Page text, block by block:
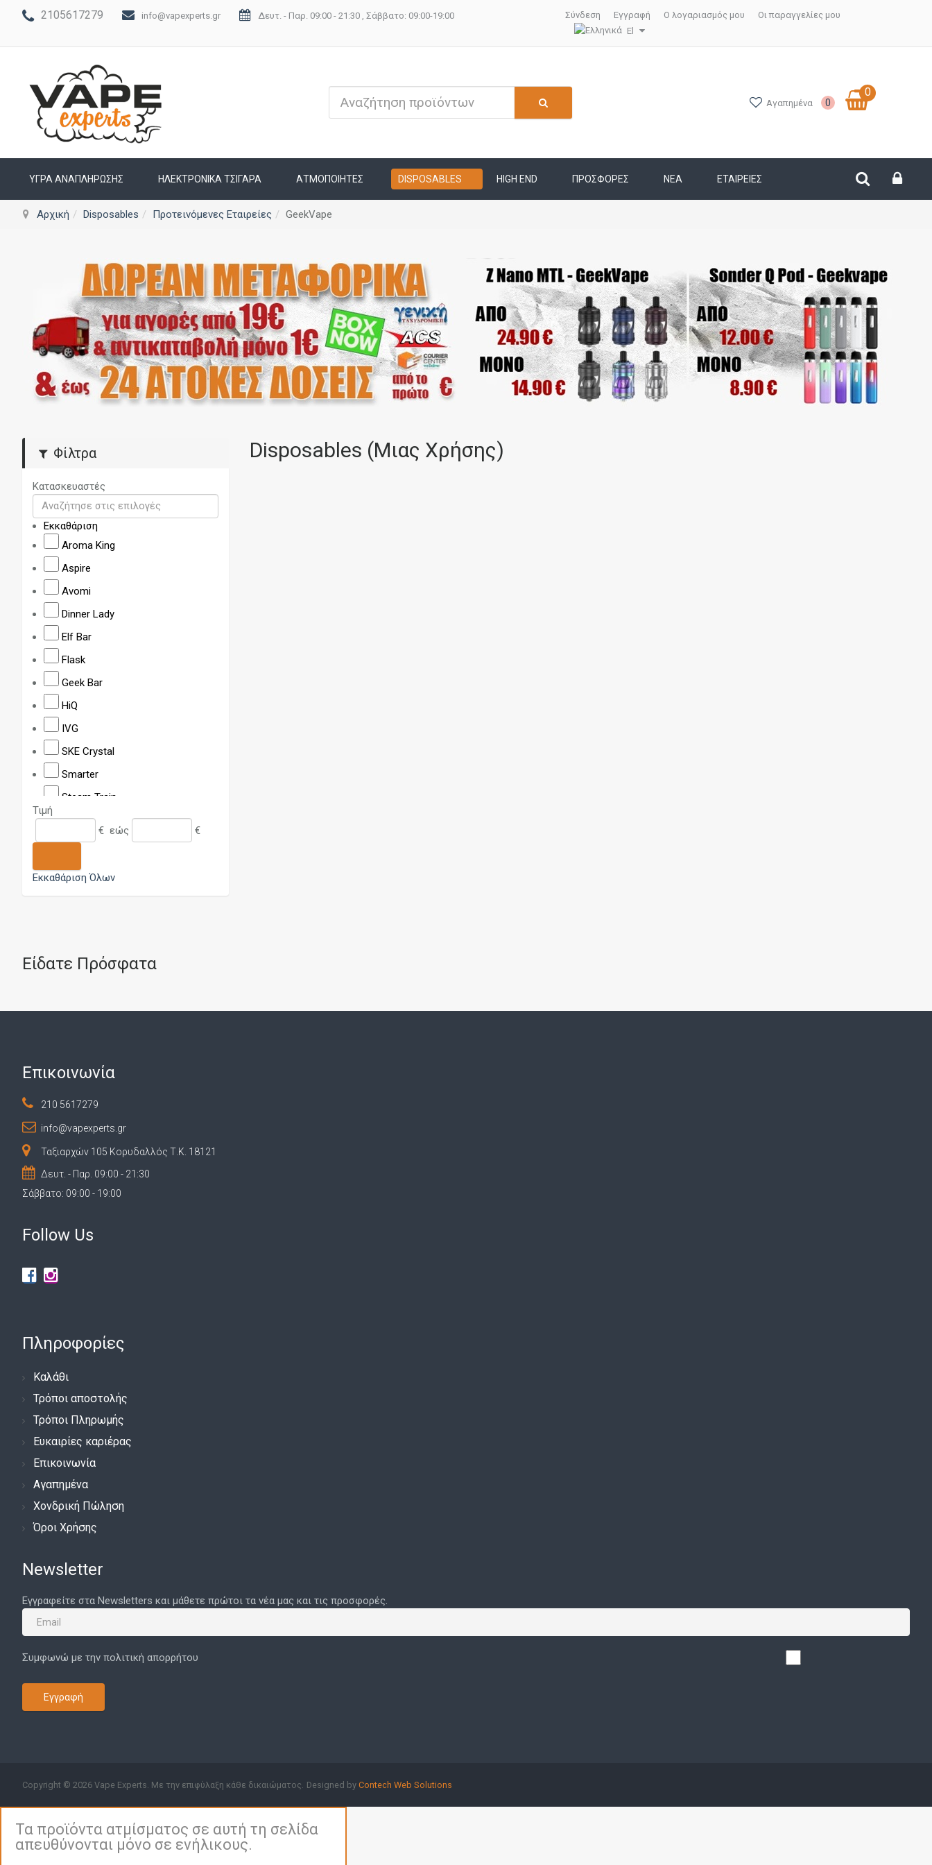
2105617279 info@vapexperts.gr Δευτ. - Παρ. 09:00 - 21:30 , Σάββατο: 09:00-19:00 Σύνδεση Εγγραφή Ο λογαριασμός μου
Οι παραγγελίες μου
El
Αγαπημένα 0
0
ΥΓΡΆ ΑΝΑΠΛΉΡΩΣΗΣ ΗΛΕΚΤΡΟΝΙΚΆ ΤΣΙΓΆΡΑ ΑΤΜΟΠΟΙΗΤΕΣ DISPOSABLES HIGH END ΠΡΟΣΦΟΡΕΣ ΝΕΑ ΕΤΑΙΡΕΊΕΣ
Αρχική Disposables Προτεινόμενες Εταιρείες GeekVape
Φίλτρα
Κατασκευαστές
Εκκαθάριση
Aroma King
Aspire
Avomi
Dinner Lady
Elf Bar
Flask
Geek Bar
HiQ
IVG
SKE Crystal
Smarter
Steam Train
TITAN
Upends
XO Havana
Τιμή
€ εώς €
Εκκαθάριση Όλων
Disposables (Μιας Χρήσης)
Είδατε Πρόσφατα
Επικοινωνία
210 5617279
info@vapexperts.gr
Ταξιαρχών 105 Κορυδαλλός Τ.Κ. 18121
Δευτ. - Παρ. 09:00 - 21:30
Σάββατο: 09:00 - 19:00
Follow Us
Πληροφορίες
Καλάθι
Τρόποι αποστολής
Τρόποι Πληρωμής
Ευκαιρίες καριέρας
Επικοινωνία
Αγαπημένα
Χονδρική Πώληση
Όροι Χρήσης
Newsletter
Εγγραφείτε στα Newsletters και μάθετε πρώτοι τα νέα μας και τις προσφορές.
Συμφωνώ με την πολιτική απορρήτου
Εγγραφή
Copyright © 2026 Vape Experts. Με την επιφύλαξη κάθε δικαιώματος. Designed by Contech Web Solutions
Τα προϊόντα ατμίσματος σε αυτή τη σελίδα
απευθύνονται μόνο σε ενήλικους.